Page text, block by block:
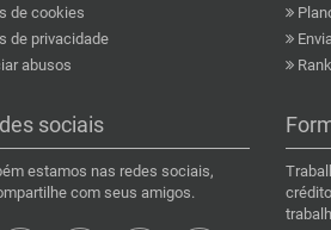
de cookies
de privacidade
abusos
sociais
estamos nas redes sociais,
com seus amigos.